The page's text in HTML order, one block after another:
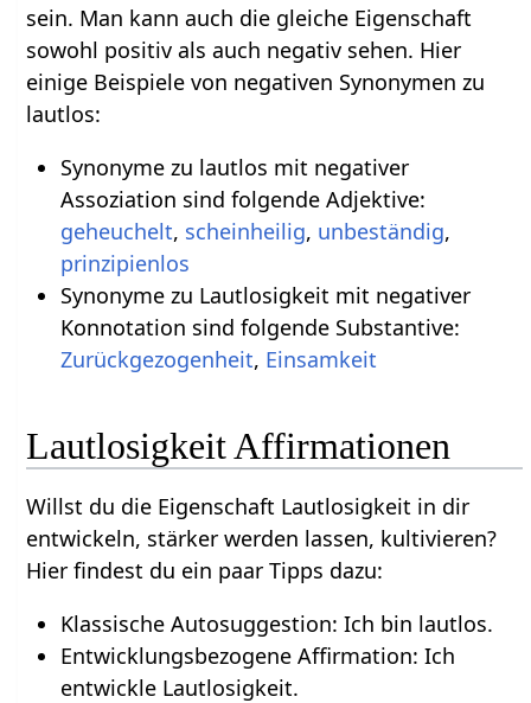
sein. Man kann auch die gleiche Eigenschaft
sowohl positiv als auch negativ sehen. Hier
einige Beispiele von negativen Synonymen zu
lautlos:
Synonyme zu lautlos mit negativer
Assoziation sind folgende Adjektive:
geheuchelt, scheinheilig, unbeständig,
prinzipienlos
Synonyme zu Lautlosigkeit mit negativer
Konnotation sind folgende Substantive:
Zurückgezogenheit, Einsamkeit
Lautlosigkeit Affirmationen
Willst du die Eigenschaft Lautlosigkeit in dir
entwickeln, stärker werden lassen, kultivieren?
Hier findest du ein paar Tipps dazu:
Klassische Autosuggestion: Ich bin lautlos.
Entwicklungsbezogene Affirmation: Ich
entwickle Lautlosigkeit.